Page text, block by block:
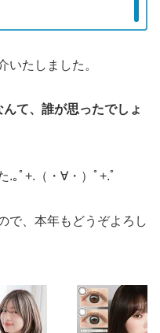
いたしました。
て、誰が思ったでしょ
.｡ﾟ+.（・∀・）ﾟ+.ﾟ
で、本年もどうぞよろし